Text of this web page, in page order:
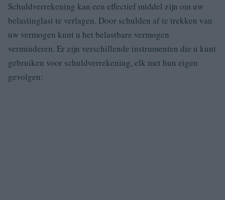
Schuldverrekening kan een effectief middel zijn om uw
belastinglast te verlagen. Door schulden af te trekken van
uw vermogen kunt u het belastbare vermogen
verminderen. Er zijn verschillende instrumenten die u kunt
gebruiken voor schuldverrekening, elk met hun eigen
gevolgen: